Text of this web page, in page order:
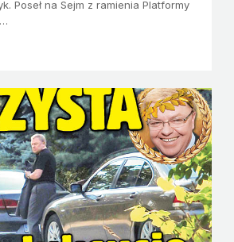
Poseł na Sejm z ramienia Platformy